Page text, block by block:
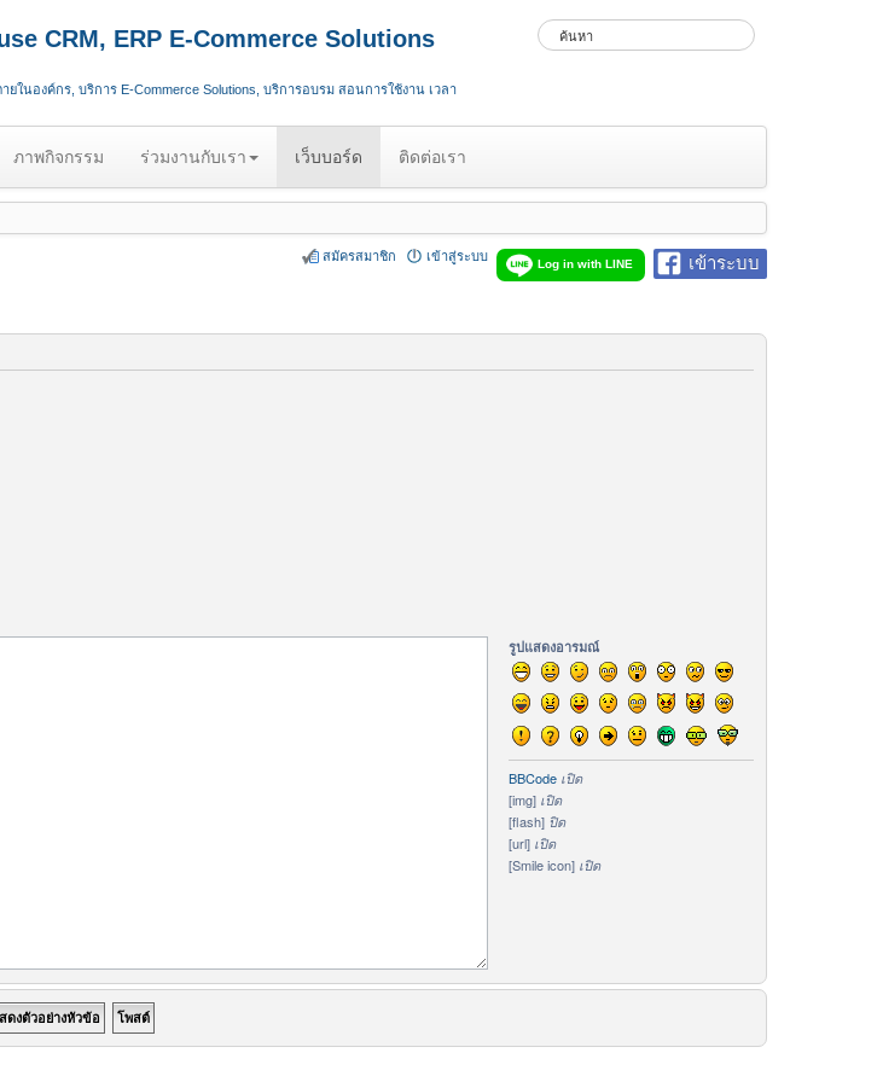
CRM, ERP E-Commerce Solutions
ในองค์กร, บริการ E-Commerce Solutions, บริการอบรม สอนการใช้งาน เวลา
ภาพกิจกรรม ร่วมงานกับเรา เว็บบอร์ด ติดต่อเรา
เข้าระบบ
Log in with LINE
เข้าสู่ระบบ
สมัครสมาชิก
รูปแสดงอารมณ์
BBCode เปิด
[img] เปิด
[flash] ปิด
[url] เปิด
[Smile icon] เปิด